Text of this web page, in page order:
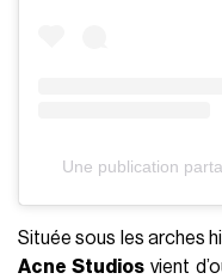
Une publication
Située sous les arches
Acne Studios vient